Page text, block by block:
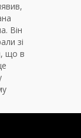
Він
зі
що в